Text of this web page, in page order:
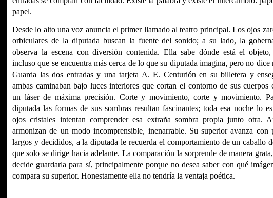
papel.
Desde lo alto una voz anuncia el primer llamado al teatro principal. Los ojos
orbiculares de la diputada buscan la fuente del sonido; a su lado, la
observa la escena con diversión contenida. Ella sabe dónde está el objeto,
incluso que se encuentra más cerca de lo que su diputada imagina, pero no dice
Guarda las dos entradas y una tarjeta A. E. Centurión en su billetera y
ambas caminaban bajo luces interiores que cortan el contorno de sus cuerpos
un láser de máxima precisión. Corte y movimiento, corte y movimiento.
diputada las formas de sus sombras resultan fascinantes; toda esa noche lo
ojos cristales intentan comprender esa extraña sombra propia junto otra.
armonizan de un modo incomprensible, inenarrable. Su superior avanza con
largos y decididos, a la diputada le recuerda el comportamiento de un caballo
que solo se dirige hacia adelante. La comparación la sorprende de manera
decide guardarla para sí, principalmente porque no desea saber con qué
compara su superior. Honestamente ella no tendría la ventaja poética.